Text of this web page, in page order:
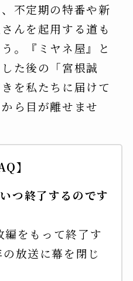
不定期の特番や新
んを起用する道も
。『ミヤネ屋』と
た後の「宮根誠
を私たちに届けて
ら目が離せませ
】
つ終了するのです
をもって終了す
放送に幕を閉じ